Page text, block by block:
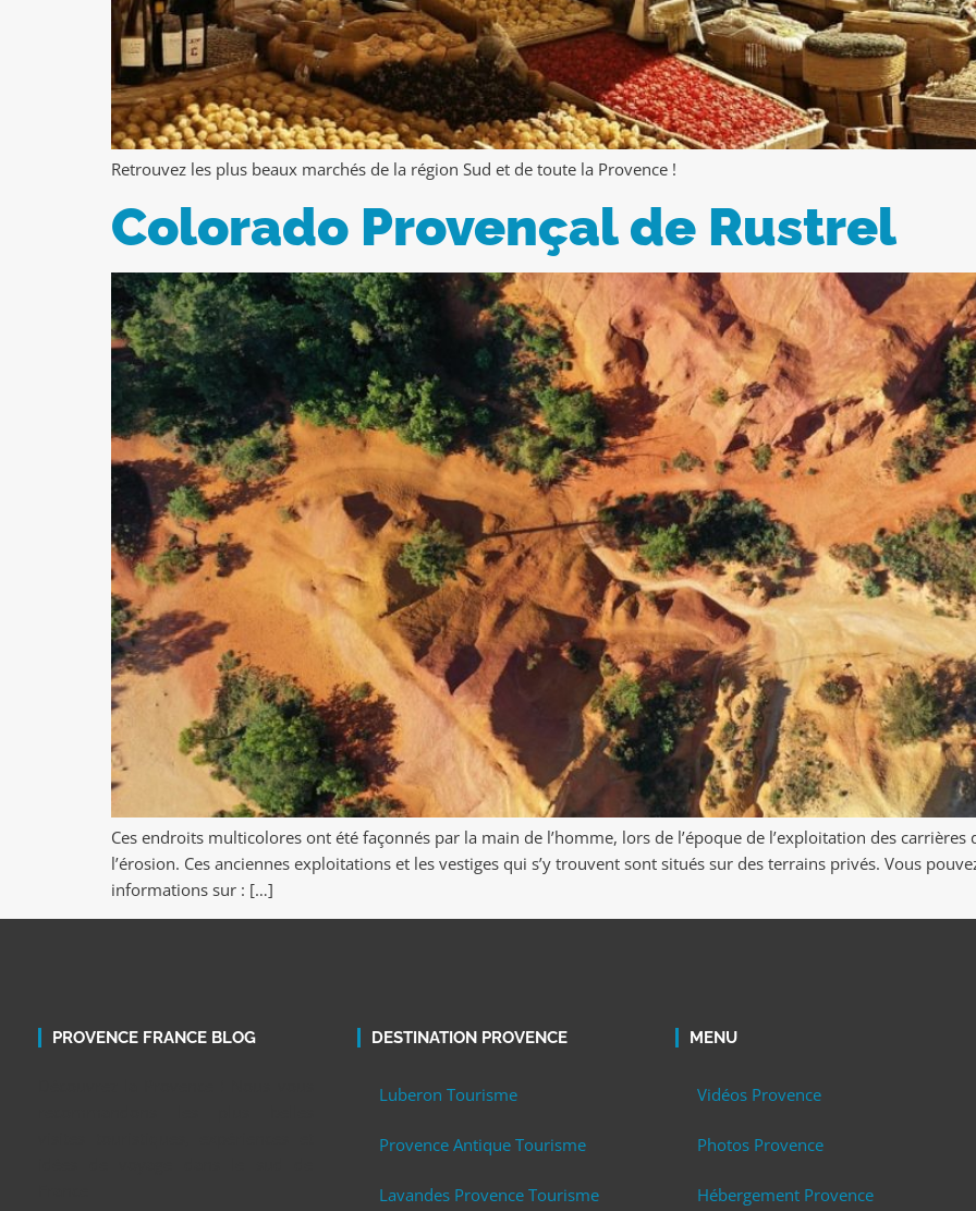
Retrouvez les plus beaux marchés de la région Sud et de toute la Provence !
Colorado Provençal de Rustrel
Ces endroits multicolores ont été façonnés par la main de l’homme, lors de l’époque de l’exploitation des
l’érosion. Ces anciennes exploitations et les vestiges qui s’y trouvent sont situés sur des terrains privés. Vous
informations sur : […]
PROVENCE FRANCE BLOG DESTINATION PROVENCE
Luberon Tourisme
Provence Antique Tourisme
Lavandes Provence Tourisme
MENU
Vidéos Provence
Photos Provence
Hébergement Provence